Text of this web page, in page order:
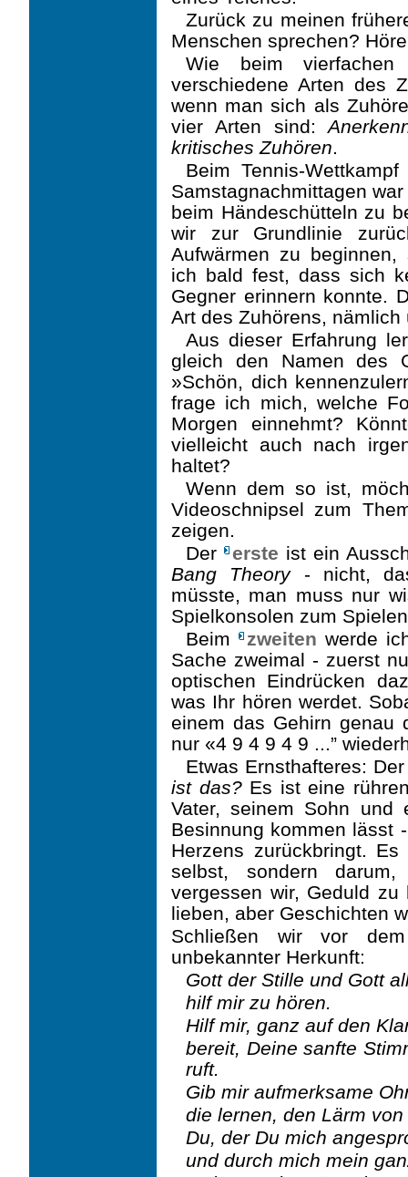
Zurück zu meinen
Menschen sprechen?
Wie beim
verschiedene Arten des
wenn man sich als
vier Arten sind:
kritisches Zuhören.
Beim Tennis-
Samstagnachmittagen
beim Händeschütteln zu
wir zur Grundlinie
Aufwärmen zu
ich bald fest, dass sich
Gegner erinnern konnte.
Art des Zuhörens,
Aus dieser Erfahrung
gleich den Namen des
»Schön, dich
frage ich mich, welche
Morgen einnehmt?
vielleicht auch nach
haltet?
Wenn dem so ist,
Videoschnipsel zum
zeigen.
Der erste ist ein
Bang Theory- nicht,
müsste, man muss nur
Spielkon­solen zum
Beim
zweiten werde
Sache zweimal - zuerst
optischen Eindrücken
was Ihr hören werdet.
einem das Gehirn genau
nur «4 9 4 9 4 9 ...”
Etwas Ernsthafteres:
ist das?Es ist eine
Vater, seinem Sohn und
Besin­nung kommen lässt
Herzens zurückbringt.
selbst, sondern
vergessen wir, Geduld
lieben, aber Geschichten
Schließen wir vor
unbekannter Herkunft:
Gott der Stille und Gott
hilf mir zu hören.
Hilf mir, ganz auf den
bereit, Deine sanfte
ruft.
Gib mir aufmerksame
die lernen, den Lärm
Du, der Du mich
und durch mich mein